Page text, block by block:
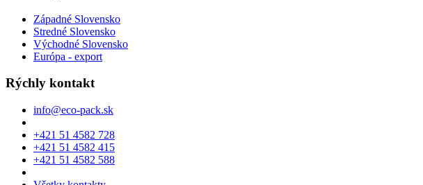
Západné Slovensko
Stredné Slovensko
Východné Slovensko
Európa - export
Rýchly kontakt
info@eco-pack.sk
+421 51 4582 728
+421 51 4582 415
+421 51 4582 588